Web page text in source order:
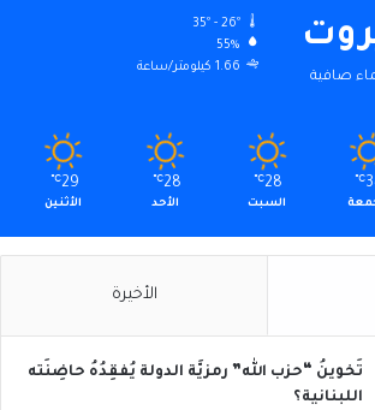
صافية
35º - 26º
55%
1.66 كيلومتر/ساعة
℃
28
℃
السبت
28
℃
الأحد
29
℃
الأثنين
الأخيرة
تَخوينُ “حزب الله” رمزيَّة الدولة يُفقِدُهُ حاضِنَته
اللبنانية؟